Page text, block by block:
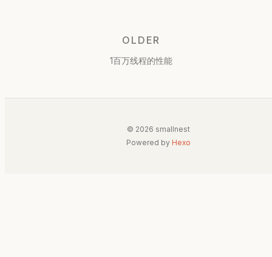
OLDER
1百万线程的性能
© 2026 smallnest
Powered by Hexo